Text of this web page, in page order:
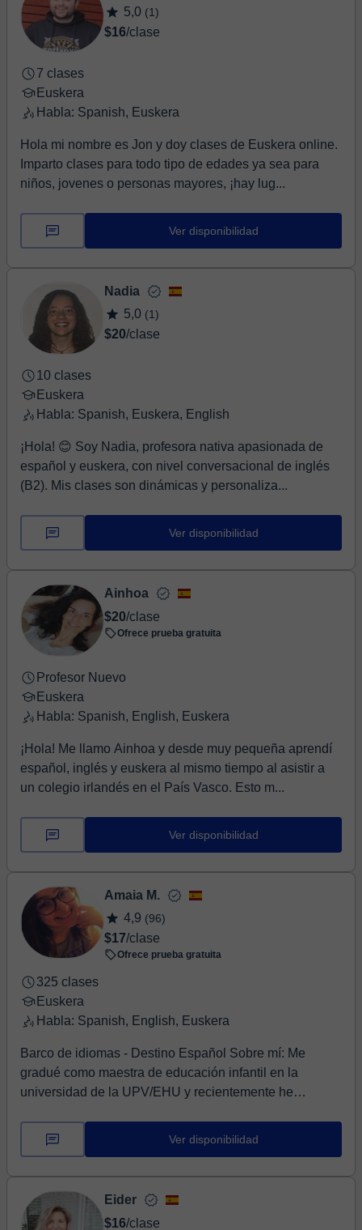
5,0 (1)
$16/clase
7 clases
Euskera
Habla: Spanish, Euskera
Hola mi nombre es Jon y doy clases de Euskera online.
Imparto clases para todo tipo de edades ya sea para
niños, jovenes o personas mayores, ¡hay lug...
Ver disponibilidad
Nadia
5,0 (1)
$20/clase
10 clases
Euskera
Habla: Spanish, Euskera, English
¡Hola! 😊 Soy Nadia, profesora nativa apasionada de
español y euskera, con nivel conversacional de inglés
(B2). Mis clases son dinámicas y personaliza...
Ver disponibilidad
Ainhoa
$20/clase
Ofrece prueba gratuita
Profesor Nuevo
Euskera
Habla: Spanish, English, Euskera
¡Hola! Me llamo Ainhoa y desde muy pequeña aprendí
español, inglés y euskera al mismo tiempo al asistir a
un colegio irlandés en el País Vasco. Esto m...
Ver disponibilidad
Amaia M.
4,9 (96)
$17/clase
Ofrece prueba gratuita
325 clases
Euskera
Habla: Spanish, English, Euskera
Barco de idiomas - Destino Español Sobre mí: Me
gradué como maestra de educación infantil en la
universidad de la UPV/EHU y recientemente he
Ver disponibilidad
Eider
$16/clase